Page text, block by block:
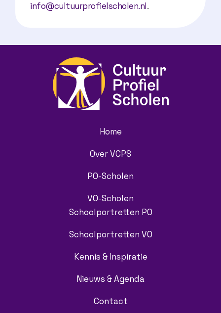
info@cultuurprofielscholen.nl.
Home
Over VCPS
PO-Scholen
VO-Scholen
Schoolportretten PO
Schoolportretten VO
Kennis & Inspiratie
Nieuws & Agenda
Contact